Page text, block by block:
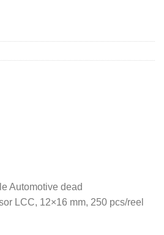
Automotive dead
LCC, 12×16 mm, 250 pcs/reel